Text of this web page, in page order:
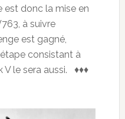
est donc la mise en
à suivre
est gagné,
consistant à
V le sera aussi. ♦♦♦